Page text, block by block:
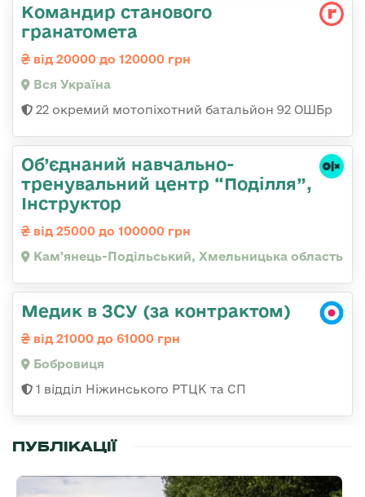
Командир станового
гранатомета
від 20000 до 120000 грн
Вся Україна
22 окремий мотопіхотний батальйон 92 ОШБр
Об’єднаний навчально-
тренувальний центр “Поділля”,
Інструктор
від 25000 до 100000 грн
Кам'янець-Подільський, Хмельницька область
Медик в ЗСУ (за контрактом)
від 21000 до 61000 грн
Бобровиця
1 відділ Ніжинського РТЦК та СП
ПУБЛІКАЦІЇ